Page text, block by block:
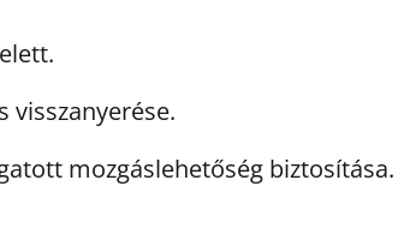
visszanyerése.
mozgáslehetőség biztosítása.